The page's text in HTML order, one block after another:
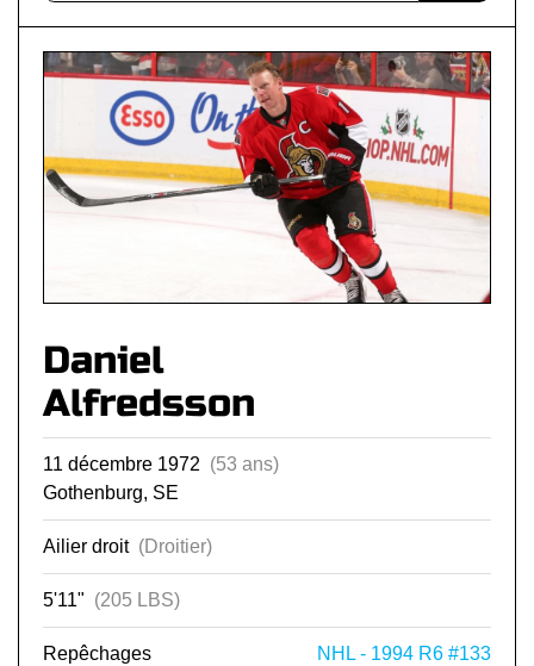
Daniel
Alfredsson
11 décembre 1972 (53 ans)
Gothenburg, SE
Ailier droit (Droitier)
5'11" (205 LBS)
Repêchages NHL - 1994 R6 #133